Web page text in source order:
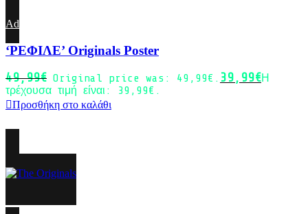
Add to wishlist
‘ΡΕΦΙΛΕ’ Originals Poster
49,99€ Original price was: 49,99€. 39,99€Η
τρέχουσα τιμή είναι: 39,99€.
Προσθήκη στο καλάθι